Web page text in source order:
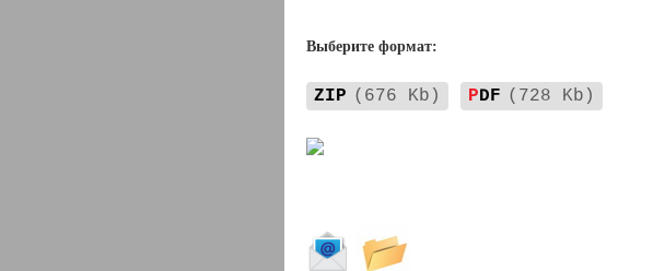
Выберите формат:
ZIP (676 Kb) PDF (728 Kb)